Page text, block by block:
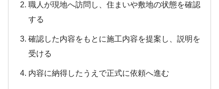
職人が現地へ訪問し、住まいや敷地の状態を確認
する
確認した内容をもとに施工内容を提案し、説明を
受ける
内容に納得したうえで正式に依頼へ進む